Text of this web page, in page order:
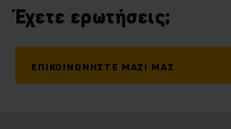
Έχετε ερωτήσεις;
ΕΠΙΚΟΙΝΩΝΉΣΤΕ ΜΑΖΊ ΜΑΣ